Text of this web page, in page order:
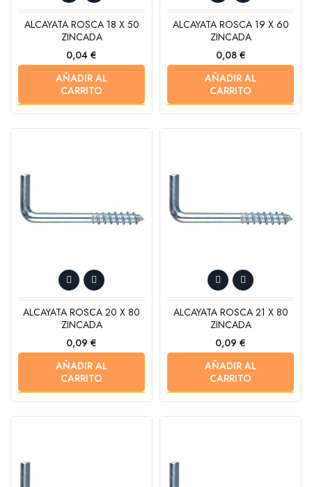
ALCAYATA ROSCA 18 X 50
ZINCADA
Precio
0,04 €
AÑADIR AL
CARRITO
ALCAYATA ROSCA 19 X 60
ZINCADA
Precio
0,08 €
AÑADIR AL
CARRITO
ALCAYATA ROSCA 20 X 80
ZINCADA
Precio
0,09 €
AÑADIR AL
CARRITO
ALCAYATA ROSCA 21 X 80
ZINCADA
Precio
0,09 €
AÑADIR AL
CARRITO